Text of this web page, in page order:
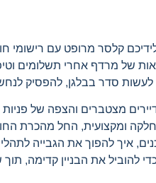
קלסר מרופט עם רישומי
של מרדף אחרי תשלומים
לעשות סדר בבלגן, להפסיק
מצטברים והצפה של
חלקה ומקצועית, החל מהכרת
איך להפוך את הגבייה
להוביל את הבניין קדימה,